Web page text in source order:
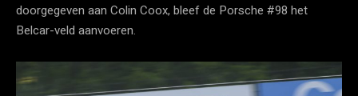
doorgegeven aan Colin Coox, bleef de Porsche #98 het
Belcar-veld aanvoeren.